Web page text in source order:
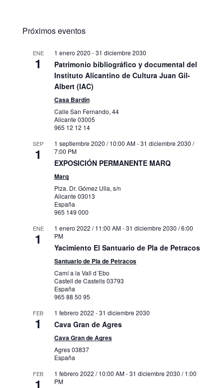
Próximos eventos
ENE
1
1 enero 2020 -31 diciembre 2030
Patrimonio bibliográfico y documental del
Instituto Alicantino de Cultura Juan Gil-
Albert (IAC)
Casa Bardín
Calle San Fernando, 44
Alicante 03005
965 12 12 14
SEP
1
1 septiembre 2020 / 10:00 AM-31 diciembre 2030 /
7:00 PM
EXPOSICIÓN PERMANENTE MARQ
Marq
Plza. Dr. Gómez Ulla, s/n
Alicante 03013
España
965 149 000
ENE
1
1 enero 2022 / 11:00 AM-31 diciembre 2030 / 6:00
PM
Yacimiento El Santuario de Pla de Petracos
Santuario de Pla de Petracos
Camí a la Vall d´Ebo
Castell de Castells03793
España
965 88 50 95
FEB
1
1 febrero 2022 -31 diciembre 2030
Cava Gran de Agres
Cava Gran de Agres
Agres03837
España
FEB
1
1 febrero 2022 / 10:00 AM-31 diciembre 2030 / 1:00
PM